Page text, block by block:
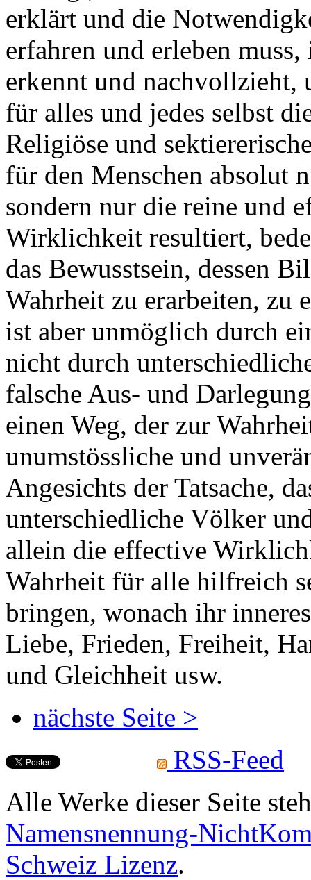
erklärt und die
erfahren und erleben
erkennt und
für alles und jedes selbst
Religiöse und
für den Menschen absolut
sondern nur die reine und
Wirklichkeit resultiert,
das Bewusstsein, dessen
Wahrheit zu erarbeiten, zu
ist aber unmöglich durch
nicht durch
falsche Aus- und
einen Weg, der zur
unumstössliche und
Angesichts der Tatsache,
unterschiedliche Völker
allein die effective
Wahrheit für alle hilfreich
bringen, wonach ihr
Liebe, Frieden, Freiheit,
und Gleichheit usw.
nächste Seite >
RSS-Feed
Alle Werke dieser Seite
Namensnennung-
Schweiz Lizenz.